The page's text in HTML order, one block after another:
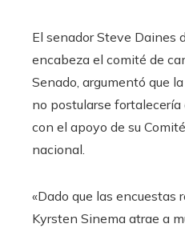
El senador Steve Daines
encabeza el comité de
Senado, argumentó que
no postularse fortalecería
con el apoyo de su
nacional.
«Dado que las encuestas
Kyrsten Sinema atrae a